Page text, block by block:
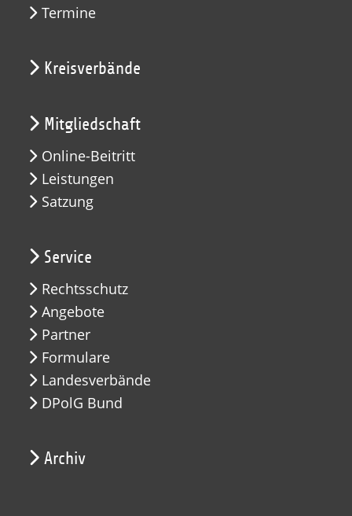
Termine
Kreisverbände
Mitgliedschaft
Online-Beitritt
Leistungen
Satzung
Service
Rechtsschutz
Angebote
Partner
Formulare
Landesverbände
DPolG Bund
Archiv